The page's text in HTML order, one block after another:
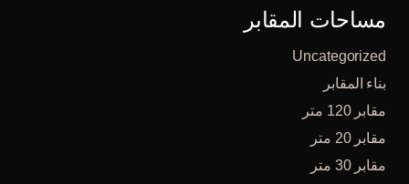
مساحات المقابر
Uncategorized
بناء المقابر
مقابر 120 متر
مقابر 20 متر
مقابر 30 متر